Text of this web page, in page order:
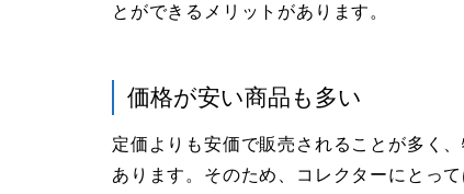
とができるメリットがあります。
価格が安い商品も多い
定価よりも安価で販売されることが多く
あります。そのため、コレクターにとっ